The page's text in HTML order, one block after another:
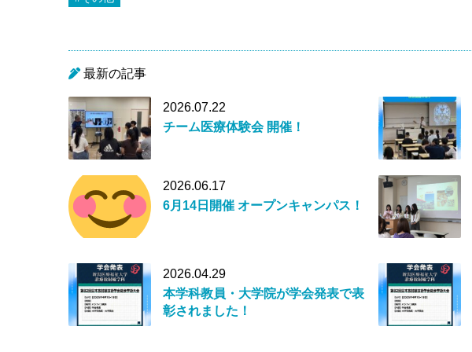
最新の記事
2026.07.22
チーム医療体験会 開催！
2026.06.17
6月14日開催 オープンキャンパス！
2026.04.29
本学科教員・大学院が学会発表で表
彰されました！